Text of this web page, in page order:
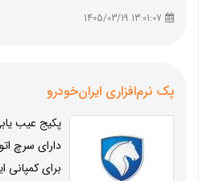
پک نرم‌افزاری ایران‌خودرو
پکیج عیب
دارای سرچ
برای کمپانی